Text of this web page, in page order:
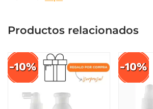
Productos relacionados